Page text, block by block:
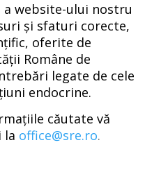
a website-ului nostru
și sfaturi corecte,
oferite de
Române de
legate de cele
endocrine.
căutate vă
la office@sre.ro.